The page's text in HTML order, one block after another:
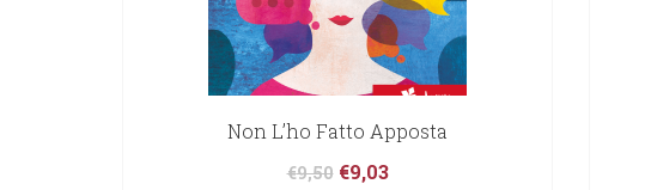
Non L’ho Fatto Apposta
€9,50 €9,03